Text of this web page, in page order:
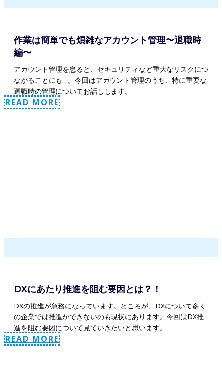
作業は簡単でも煩雑なアカウント管理〜退職時
編〜
アカウント管理を怠ると、セキュリティなど重大なリスクにつ
ながることにも…。今回はアカウント管理のうち、特に重要な
退職時の管理についてお話しします。
READ MORE
DXにあたり推進を阻む要因とは？！
DXの推進が急務になっています。ところが、DXについて多く
の企業では推進ができないのも現状にあります。今回はDX推
進を阻む要因について見ていきたいと思います。
READ MORE